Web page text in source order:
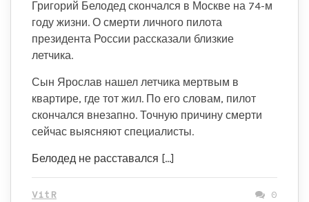
Григорий Белодед скончался в Москве на 74-м
году жизни. О смерти личного пилота
президента России рассказали близкие
летчика.
Сын Ярослав нашел летчика мертвым в
квартире, где тот жил. По его словам, пилот
скончался внезапно. Точную причину смерти
сейчас выясняют специалисты.
Белодед не расставался […]
VitR 0